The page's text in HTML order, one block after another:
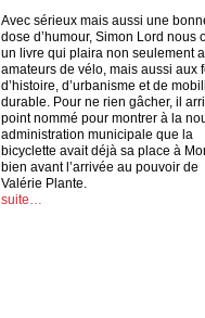
Avec sérieux mais aussi une
dose d’humour, Simon Lord nous
un livre qui plaira non seulement
amateurs de vélo, mais aussi aux
d’histoire, d’urbanisme et de
durable. Pour ne rien gâcher, il
point nommé pour montrer à la
administration municipale que la
bicyclette avait déjà sa place à
bien avant l’arrivée au pouvoir de
Valérie Plante.
suite…